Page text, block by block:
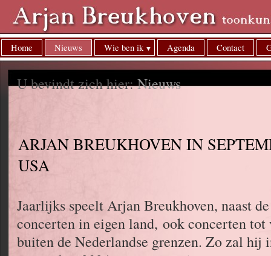
Home Nieuws Wie ben ik Agenda Contact
U bevindt zich hier:Nieuws
ARJAN BREUKHOVEN IN
USA
Jaarlijks speelt Arjan Breukhoven, naast
concerten in eigen land, ook concerten tot
buiten de Nederlandse grenzen. Zo zal hij